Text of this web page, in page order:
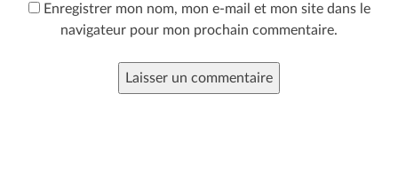
Enregistrer mon nom, mon e-mail et mon site dans le
navigateur pour mon prochain commentaire.